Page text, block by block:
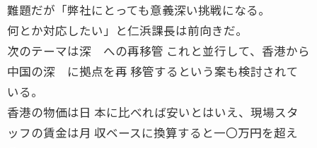
難題だが「弊社にとっても意義深い挑戦になる。
何とか対応したい」と仁浜課長は前向きだ。
次のテーマは深 への再移管 これと並行して、香港から
中国の深 に拠点を再 移管するという案も検討されて
いる。
香港の物価は日 本に比べれば安いとはいえ、現場スタ
ッフの賃金は月 収ベースに換算すると一〇万円を超え